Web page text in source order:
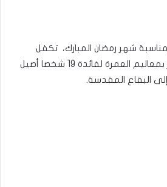
شهر رمضان المبارك، تكفل
اللاعب الدولي سعد بقير بمعاليم العمرة لفائدة 19 شخصا أصيل
البقاع المقدسة.